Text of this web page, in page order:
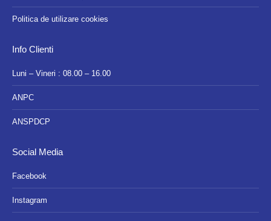
Politica de utilizare cookies
Info Clienti
Luni – Vineri : 08.00 – 16.00
ANPC
ANSPDCP
Social Media
Facebook
Instagram